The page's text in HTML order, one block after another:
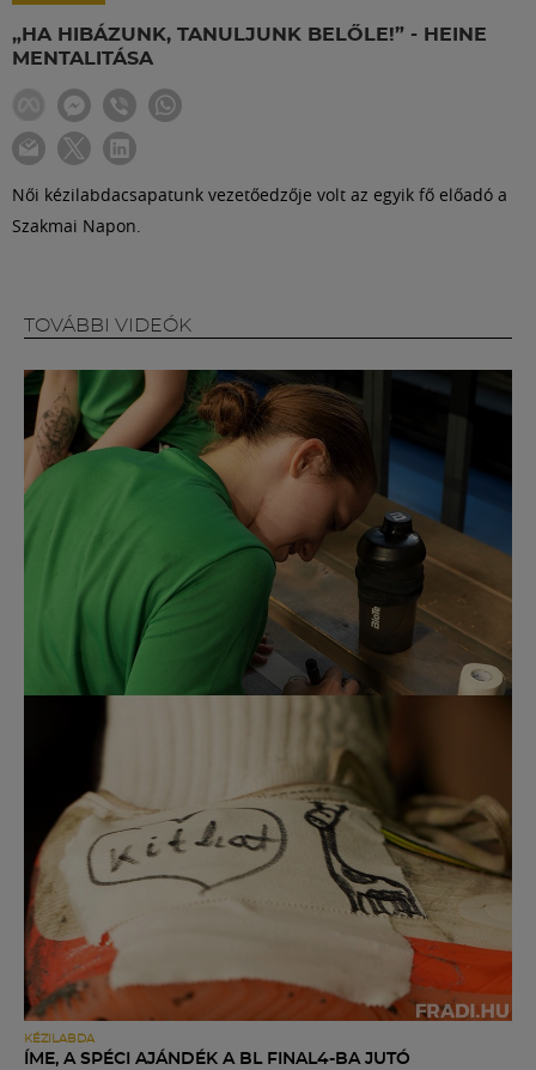
„HA HIBÁZUNK, TANULJUNK BELŐLE!” - HEINE
MENTALITÁSA
Női kézilabdacsapatunk vezetőedzője volt az egyik fő előadó a
Szakmai Napon.
TOVÁBBI VIDEÓK
KÉZILABDA
ÍME, A SPÉCI AJÁNDÉK A BL FINAL4-BA JUTÓ
Szakosztályok
Meccscenter
Klub
Közösség
Múzeum
English